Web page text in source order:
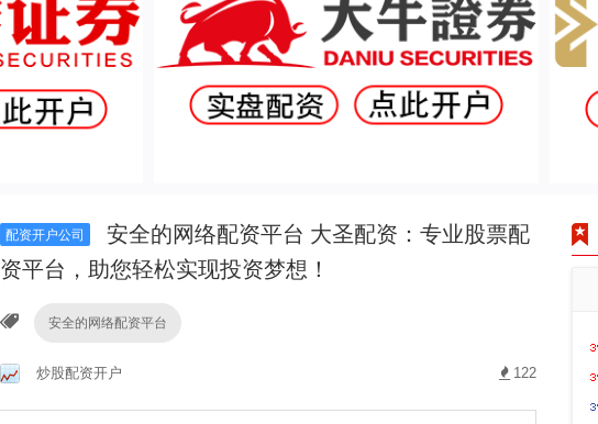
配资开户公司
安全的网络配资平台 大圣配资：专业股票配
资平台，助您轻松实现投资梦想！
安全的网络配资平台
炒股配资开户 122